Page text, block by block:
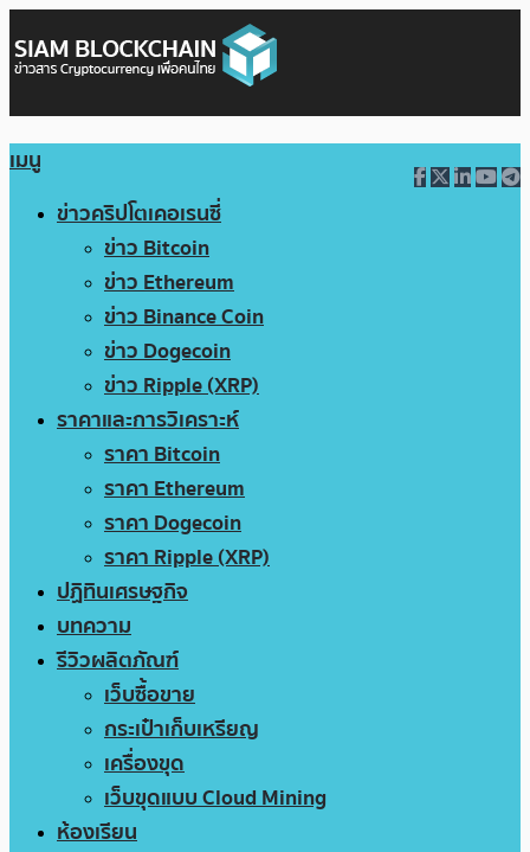
เมนู
ข่าวคริปโตเคอเรนซี่
ข่าว Bitcoin
ข่าว Ethereum
ข่าว Binance Coin
ข่าว Dogecoin
ข่าว Ripple (XRP)
ราคาและการวิเคราะห์
ราคา Bitcoin
ราคา Ethereum
ราคา Dogecoin
ราคา Ripple (XRP)
ปฏิทินเศรษฐกิจ
บทความ
รีวิวผลิตภัณฑ์
เว็บซื้อขาย
กระเป๋าเก็บเหรียญ
เครื่องขุด
เว็บขุดแบบ Cloud Mining
ห้องเรียน